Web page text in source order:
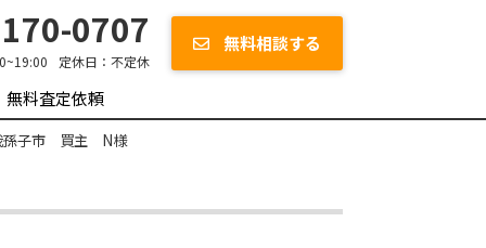
0707
定休日： 不定休
無料相談する
無料査定依頼
孫子市 買主 N様